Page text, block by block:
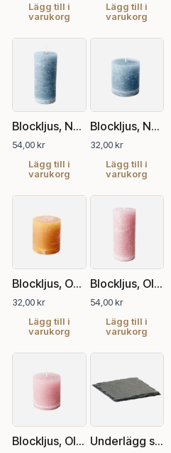
Lägg till i
varukorg
Lägg till i
varukorg
Blockljus, Nordic sky, Ø7xH15 cm
54,00kr
Lägg till i
varukorg
Blockljus, Nordic sky, Ø7xH7.5 cm
32,00kr
Lägg till i
varukorg
Blockljus, Ocra, Ø7xH7.5 cm
32,00kr
Lägg till i
varukorg
Blockljus, Old rose, Ø7xH15 cm
54,00kr
Lägg till i
varukorg
Blockljus, Old rose, Ø7xH7.5 cm Underlägg skiffer, 10×10 cm